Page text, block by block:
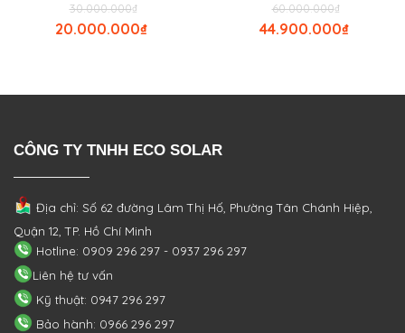
₫
30.000.000
₫
20.000.000
₫
60.000.000
₫
44.900.000
CÔNG TY TNHH ECO SOLAR
Địa chỉ: Số 62 đường Lâm Thị Hố, PhườngTân Chánh Hiệp,
Quận 12, TP. Hồ Chí Minh
Hotline: 0909 296 297 - 0937 296 297
Liên hệ tư vấn
Kỹ thuật: 0947 296 297
Bảo hành: 0966 296 297